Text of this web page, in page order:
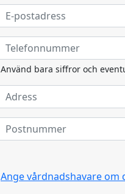
Använd bara siffror och
Ange vårdnadshavare